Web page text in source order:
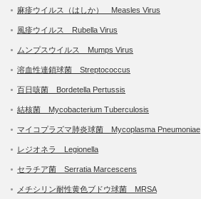
麻疹ウイルス（はしか） Measles Virus
風疹ウイルス Rubella Virus
ムンプスウイルス Mumps Virus
溶血性連鎖球菌 Streptococcus
百日咳菌 Bordetella Pertussis
結核菌 Mycobacterium Tuberculosis
マイコプラズマ肺炎球菌 Mycoplasma Pneumoniae
レジオネラ Legionella
セラチア菌 Serratia Marcescens
メチシリン耐性黄色ブドウ球菌 MRSA